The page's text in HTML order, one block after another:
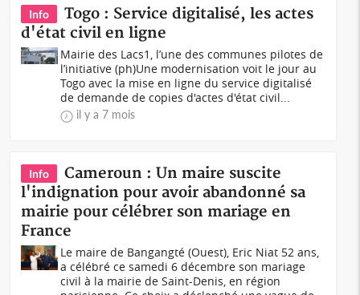
Info
Togo : Service digitalisé, les actes
d'état civil en ligne
Mairie des Lacs1, l’une des communes pilotes de
l’initiative (ph)Une modernisation voit le jour au
Togo avec la mise en ligne du service digitalisé
de demande de copies d'actes d'état civil...
il y a 7 mois
Info
Cameroun : Un maire suscite
l'indignation pour avoir abandonné sa
mairie pour célébrer son mariage en
France
Le maire de Bangangté (Ouest), Eric Niat 52 ans,
a célébré ce samedi 6 décembre son mariage
civil à la mairie de Saint-Denis, en région